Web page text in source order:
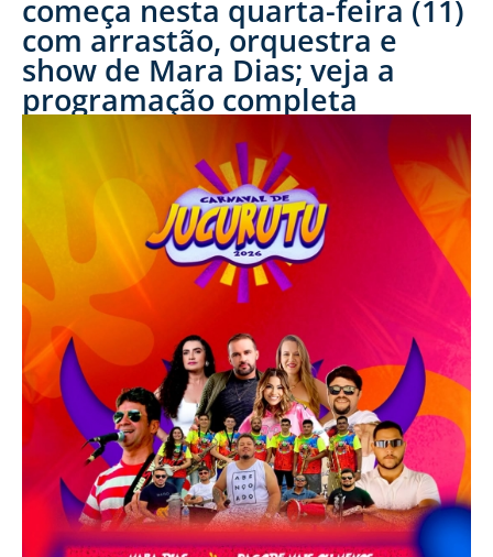
começa nesta quarta-feira (11)
com arrastão, orquestra e
show de Mara Dias; veja a
programação completa